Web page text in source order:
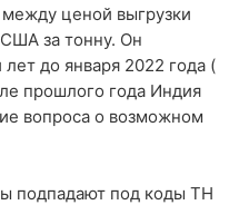
между ценой выгрузки
за тонну. Он
до января 2022 года (
прошлого года Индия
вопроса о возможном
подпадают под коды ТН